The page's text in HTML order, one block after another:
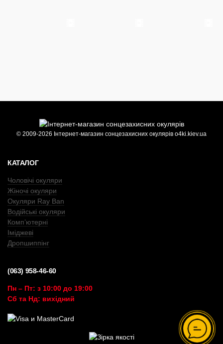
© 2009-2026 Інтернет-магазин сонцезахисних окулярів o4ki.kiev.ua
КАТАЛОГ
Чоловічі окуляри
Жіночі окуляри
Окуляри Ray Ban
Водійські окуляри
Комп’ютерні
Іміджеві
Дропшиппінг
(063) 958-46-60
Пн – Пт: з 10:00 до 19:00
Сб та Нд: вихідний